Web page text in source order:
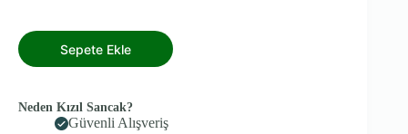
Sepete Ekle
Neden Kızıl Sancak?
Güvenli Alışveriş